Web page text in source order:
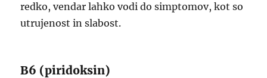
redko, vendar lahko vodi do simptomov, kot so
utrujenost in slabost.
B6 (piridoksin)